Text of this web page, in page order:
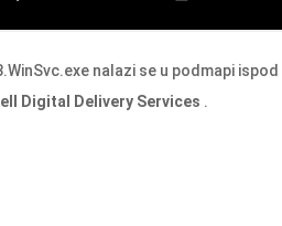
nalazi se u podmapi ispod
Digital Delivery Services .